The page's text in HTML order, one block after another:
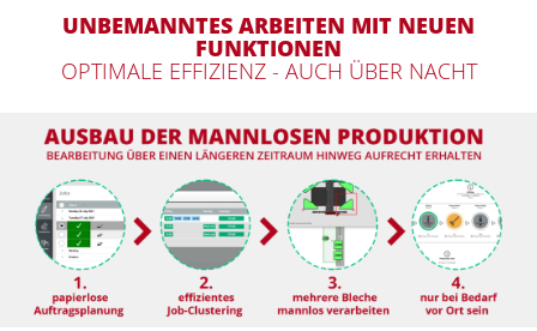
UNBEMANNTES ARBEITEN MIT NEUEN
FUNKTIONEN
OPTIMALE EFFIZIENZ - AUCH ÜBER NACHT